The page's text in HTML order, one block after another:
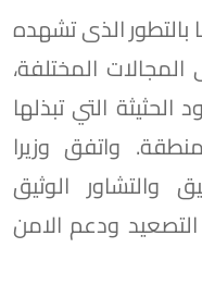
بالتطور الذى تشهده
المختلفة،
التي تبذلها
واتفق وزيرا
والتشاور الوثيق
ودعم الامن